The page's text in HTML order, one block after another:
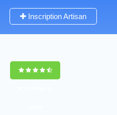
Inscription Artisan